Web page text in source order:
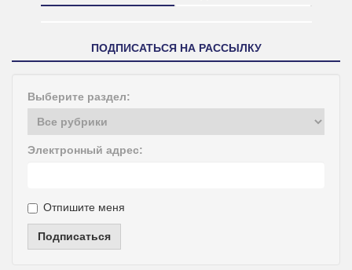
ПОДПИСАТЬСЯ НА РАССЫЛКУ
Выберите раздел:
Электронный адрес:
Отпишите меня
Подписаться